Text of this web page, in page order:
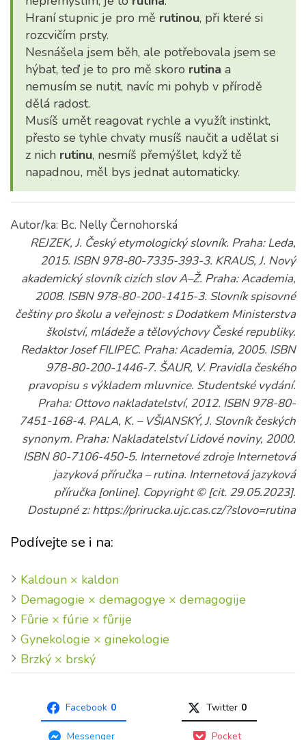
Hraní stupnic je pro mě rutinou, při které si
rozcvičím prsty.
Nesnášela jsem běh, ale potřebovala jsem se
hýbat, teď je to pro mě skoro rutina a
nemusím se nutit, navíc mi pohyb v přírodě
dělá radost.
Musíš umět reagovat rychle a využít instinkt,
přesto se tyhle chvaty musíš naučit a udělat si
z nich rutinu, nesmíš přemýšlet, když tě
napadnou, měl bys jednat automaticky.
Autor/ka: Bc. Nelly Černohorská
REJZEK, J. Český etymologický slovník. Praha: Leda,
2015. ISBN 978-80-7335-393-3. KRAUS, J. Nový
akademický slovník cizích slov A–Ž. Praha: Academia,
2008. ISBN 978-80-200-1415-3. Slovník spisovné
češtiny pro školu a veřejnost: s Dodatkem Ministerstva
školství, mládeže a tělovýchovy České republiky.
Redaktor Josef FILIPEC. Praha: Academia, 2005. ISBN
978-80-200-1446-7. ŠAUR, V. Pravidla českého
pravopisu s výkladem mluvnice. Studentské vydání.
Praha: Ottovo nakladatelství, 2012. ISBN 978-80-
7451-168-4. PALA, K. – VŠIANSKÝ, J. Slovník českých
synonym. Praha: Nakladatelství Lidové noviny, 2000.
ISBN 80-7106-450-5. Internetové zdroje Internetová
jazyková příručka – rutina. Internetová jazyková
příručka [online]. Copyright © [cit. 29.05.2023].
Dostupné z: https://prirucka.ujc.cas.cz/?slovo=rutina
Podívejte se i na:
Kaldoun × kaldon
Demagogie × demagogye × demagogije
Fůrie × fúrie × fůrije
Gynekologie × ginekologie
Brzký × brský
Facebook 0 Twitter 0
Messenger Pocket